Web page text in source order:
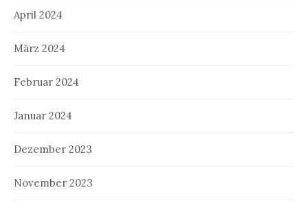
April 2024
März 2024
Februar 2024
Januar 2024
Dezember 2023
November 2023